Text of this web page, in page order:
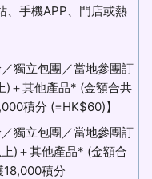
、手機APP、門店或熱
獨立包團／當地參團訂
)＋其他產品* (金額合共
積分 (=HK$60)】
獨立包團／當地參團訂
)＋其他產品* (金額合
積分